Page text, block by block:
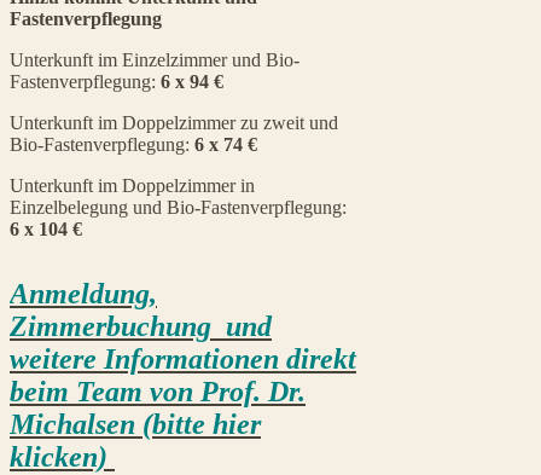
Fastenverpflegung
Unterkunft im Einzelzimmer und Bio-
Fastenverpflegung: 6 x 94 €
Unterkunft im Doppelzimmer zu zweit und
Bio-Fastenverpflegung: 6 x 74 €
Unterkunft im Doppelzimmer in
Einzelbelegung und Bio-Fastenverpflegung:
6 x 104 €
Anmeldung,
Zimmerbuchung und
weitere Informationen direkt
beim Team von Prof. Dr.
Michalsen (bitte hier
klicken)